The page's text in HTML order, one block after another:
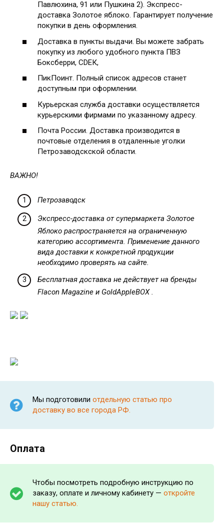
Павлюхина, 91 или Пушкина 2). Экспресс-
доставка Золотое яблоко. Гарантирует получение
покупки в день оформления.
Доставка в пункты выдачи. Вы можете забрать
покупку из любого удобного пункта ПВЗ
Боксберри, СDЕК,
ПикПоинт. Полный список адресов станет
доступным при оформлении.
Курьерская служба доставки осуществляется
курьерскими фирмами по указанному адресу.
Почта России. Доставка производится в
почтовые отделения в отдаленные уголки
Петрозаводскской области.
ВАЖНО!
Петрозаводск
Экспресс-доставка от супермаркета Золотое
Яблоко распространяется на ограниченную
категорию ассортимента. Применение данного
вида доставки к конкретной продукции
необходимо проверять на сайте.
Бесплатная доставка не действует на бренды
Flacon Magazine и GoldAppleBOX .
Мы подготовили отдельную статью про
доставку во все города РФ.
Оплата
Чтобы посмотреть подробную инструкцию по
заказу, оплате и личному кабинету — откройте
нашу статью.